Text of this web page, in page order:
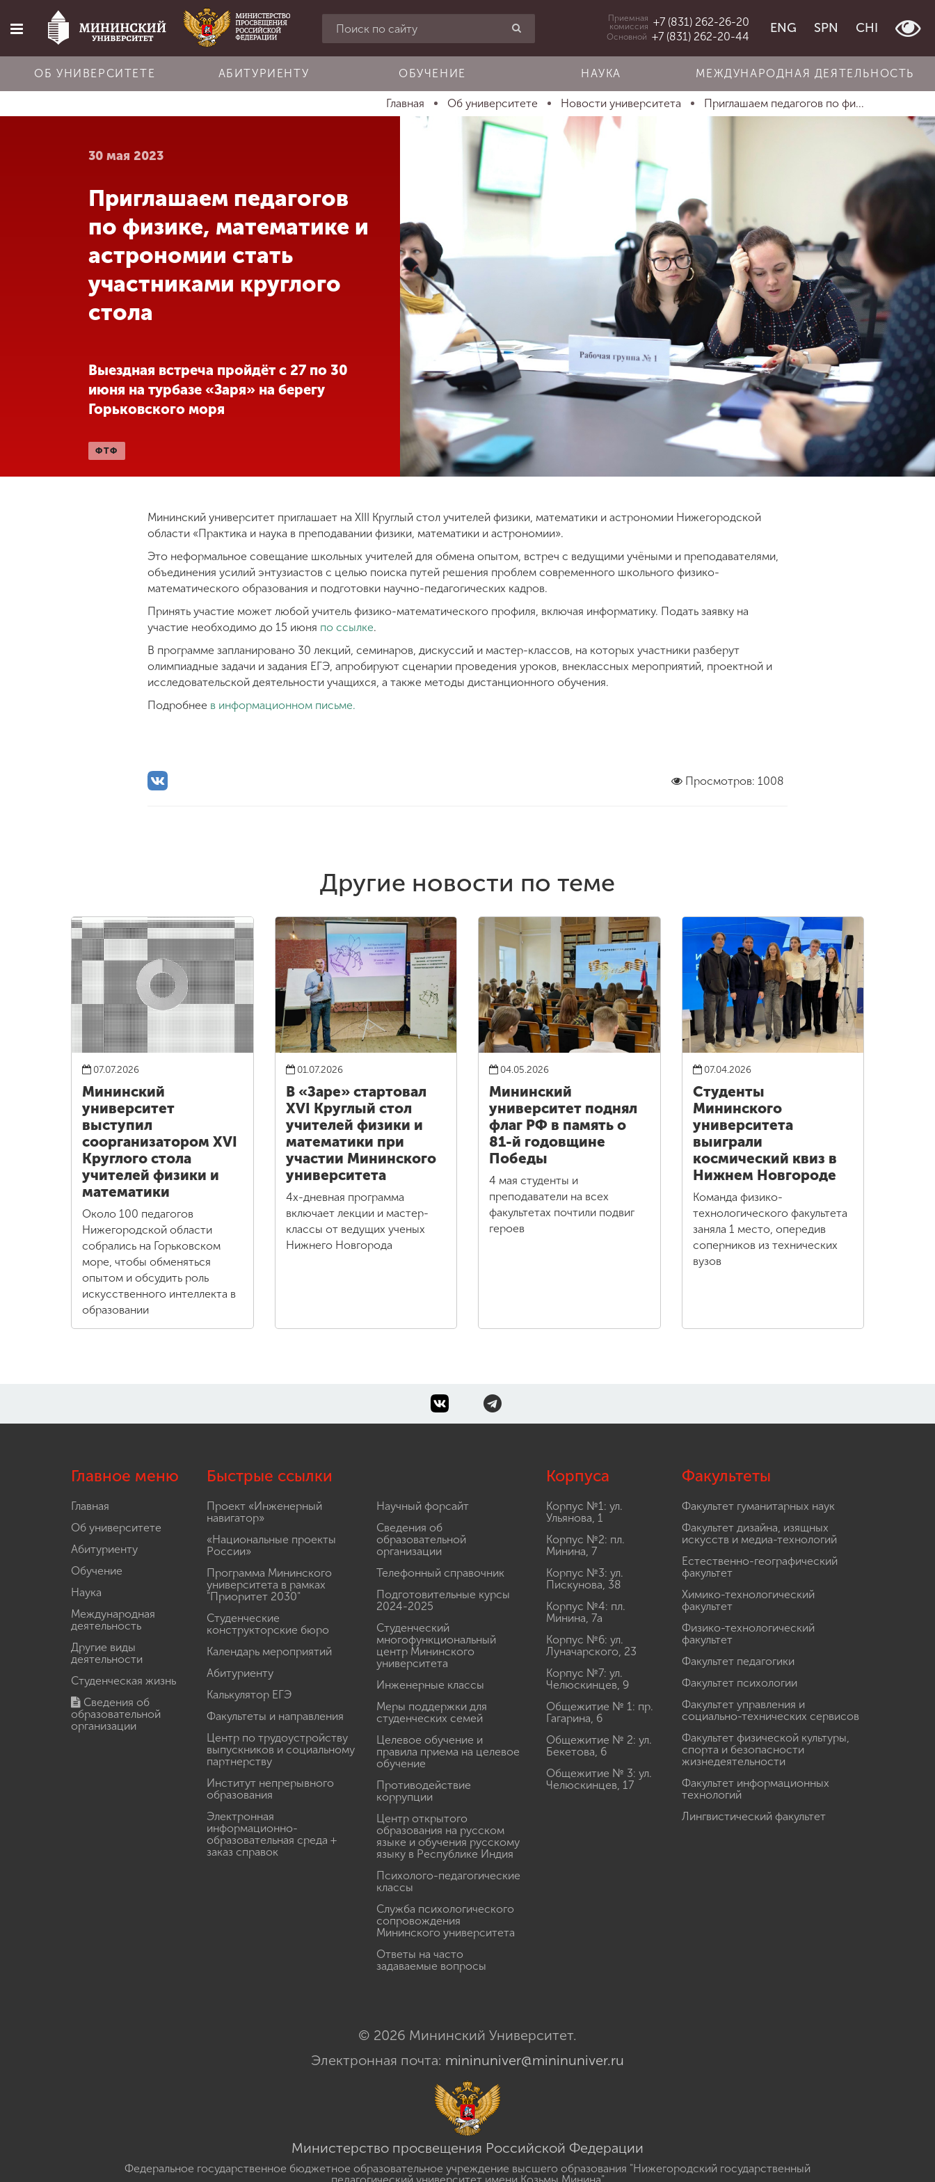
Главная
Об университете
Абитуриенту
Обучение
Другие виды
деятельности
Студенческая
Приемная
комиссия +7 (831) 262-26-20
Основной +7 (831) 262-20-44
ENG SPN CHI
ОБ УНИВЕРСИТЕТЕ АБИТУРИЕНТУ ОБУЧЕНИЕ НАУКА МЕЖДУНАРОДНАЯ ДЕЯТЕЛЬНОСТЬ
Главная Об университете Новости университета Приглашаем педагогов по фи...
30 мая 2023
Приглашаем педагогов
по физике, математике и
астрономии стать
участниками круглого
стола
Выездная встреча пройдёт с 27 по 30
июня на турбазе «Заря» на берегу
Горьковского моря
ФТФ
Мининский университет приглашает на XIII Круглый стол учителей физики, математики и астрономии Нижегородской
области «Практика и наука в преподавании физики, математики и астрономии».
Это неформальное совещание школьных учителей для обмена опытом, встреч с ведущими учёными и преподавателями,
объединения усилий энтузиастов с целью поиска путей решения проблем современного школьного физико-
математического образования и подготовки научно-педагогических кадров.
Принять участие может любой учитель физико-математического профиля, включая информатику. Подать заявку на
участие необходимо до 15 июня по ссылке.
В программе запланировано 30 лекций, семинаров, дискуссий и мастер-классов, на которых участники разберут
олимпиадные задачи и задания ЕГЭ, апробируют сценарии проведения уроков, внеклассных мероприятий, проектной и
исследовательской деятельности учащихся, а также методы дистанционного обучения.
Подробнее в информационном письме.
Просмотров: 1008
Другие новости по теме
07.07.2026
Мининский
университет
выступил
соорганизатором XVI
Круглого стола
учителей физики и
математики
Около 100 педагогов
Нижегородской области
собрались на Горьковском
море, чтобы обменяться
опытом и обсудить роль
искусственного интеллекта в
образовании
01.07.2026
В «Заре» стартовал
XVI Круглый стол
учителей физики и
математики при
участии Мининского
университета
4х-дневная программа
включает лекции и мастер-
классы от ведущих ученых
Нижнего Новгорода
04.05.2026
Мининский
университет поднял
флаг РФ в память о
81-й годовщине
Победы
4 мая студенты и
преподаватели на всех
факультетах почтили подвиг
героев
07.04.2026
Студенты
Мининского
университета
выиграли
космический квиз в
Нижнем Новгороде
Команда физико-
технологического факультета
заняла 1 место, опередив
соперников из технических
вузов
Главное меню
Главная
Об университете
Абитуриенту
Обучение
Наука
Международная
деятельность
Другие виды
деятельности
Студенческая жизнь
Сведения об
образовательной
организации
Быстрые ссылки
Проект «Инженерный
навигатор»
«Национальные проекты
России»
Программа Мининского
университета в рамках
"Приоритет 2030"
Студенческие
конструкторские бюро
Календарь мероприятий
Абитуриенту
Калькулятор ЕГЭ
Факультеты и направления
Центр по трудоустройству
выпускников и социальному
партнерству
Институт непрерывного
образования
Электронная
информационно-
образовательная среда +
заказ справок
Научный форсайт
Сведения об
образовательной
организации
Телефонный справочник
Подготовительные курсы
2024-2025
Студенческий
многофункциональный
центр Мининского
университета
Инженерные классы
Меры поддержки для
студенческих семей
Целевое обучение и
правила приема на целевое
обучение
Противодействие
коррупции
Центр открытого
образования на русском
языке и обучения русскому
языку в Республике Индия
Психолого-педагогические
классы
Служба психологического
сопровождения
Мининского университета
Ответы на часто
задаваемые вопросы
Корпуса
Корпус №1: ул.
Ульянова, 1
Корпус №2: пл.
Минина, 7
Корпус №3: ул.
Пискунова, 38
Корпус №4: пл.
Минина, 7а
Корпус №6: ул.
Луначарского, 23
Корпус №7: ул.
Челюскинцев, 9
Общежитие № 1: пр.
Гагарина, 6
Общежитие № 2: ул.
Бекетова, 6
Общежитие № 3: ул.
Челюскинцев, 17
Факультеты
Факультет гуманитарных наук
Факультет дизайна, изящных
искусств и медиа-технологий
Естественно-географический
факультет
Химико-технологический
факультет
Физико-технологический
факультет
Факультет педагогики
Факультет психологии
Факультет управления и
социально-технических сервисов
Факультет физической культуры,
спорта и безопасности
жизнедеятельности
Факультет информационных
технологий
Лингвистический факультет
© 2026 Мининский Университет.
Электронная почта: mininuniver@mininuniver.ru
Министерство просвещения Российской Федерации
Федеральное государственное бюджетное образовательное учреждение высшего образования "Нижегородский государственный